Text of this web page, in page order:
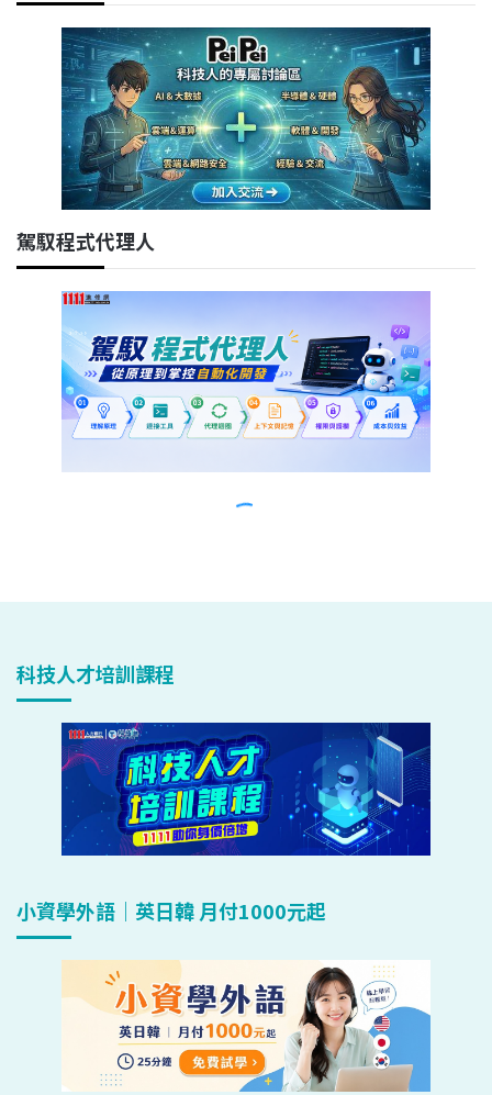
科技人才培訓課程
小資學外語｜英日韓 月付1000元起